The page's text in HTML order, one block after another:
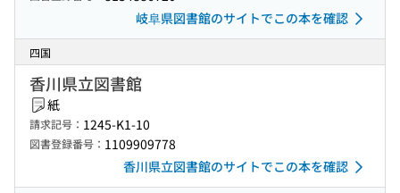
岐阜県図書館のサイトでこの本を確認
四国
香川県立図書館
紙
請求記号： 1245-K1-10
図書登録番号： 1109909778
香川県立図書館のサイトでこの本を確認